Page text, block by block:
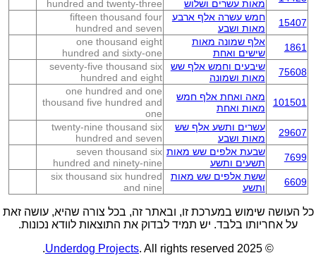
מאות עשרים ושלוש
hundred and twenty-three
15407
חמש עשרה אלף ארבע
מאות ושבע
fifteen thousand four
hundred and seven
1861
אלף שמונה מאות
שישים ואחת
one thousand eight
hundred and sixty-one
75608
שיבעים וחמש אלף שש
מאות ושמונה
seventy-five thousand six
hundred and eight
101501
מאה ואחת אלף חמש
מאות ואחת
one hundred and one
thousand five hundred and
one
29607
עשרים ותשע אלף שש
מאות ושבע
twenty-nine thousand six
hundred and seven
7699
שבעת אלפים שש מאות
תשעים ותשע
seven thousand six
hundred and ninety-nine
6609
ששת אלפים שש מאות
ותשע
six thousand six hundred
and nine
כל העושה שימוש במערכת זו, ובאתר זה, בכל צורה שהיא, עושה זאת
על אחריותו בלבד. יש תמיד לבדוק את התוצאות לוודא נכונות.
© 2025
Underdog Projects. All rights reserved.